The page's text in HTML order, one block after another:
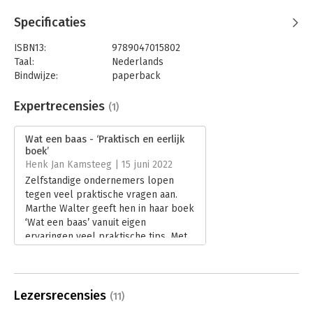
Specificaties
ISBN13:
9789047015802
Taal:
Nederlands
Bindwijze:
paperback
Uitgever:
Business Contact
Verschijningsdatum:
4-4-2022
Hoofdrubriek: Ondernemen
Expertrecensies (1)
Wat een baas - ‘Praktisch en eerlijk
boek’
Henk Jan Kamsteeg | 15 juni 2022
Zelfstandige ondernemers lopen
tegen veel praktische vragen aan.
Marthe Walter geeft hen in haar boek
‘Wat een baas’ vanuit eigen
ervaringen veel praktische tips. Met
Lezersrecensies (11)